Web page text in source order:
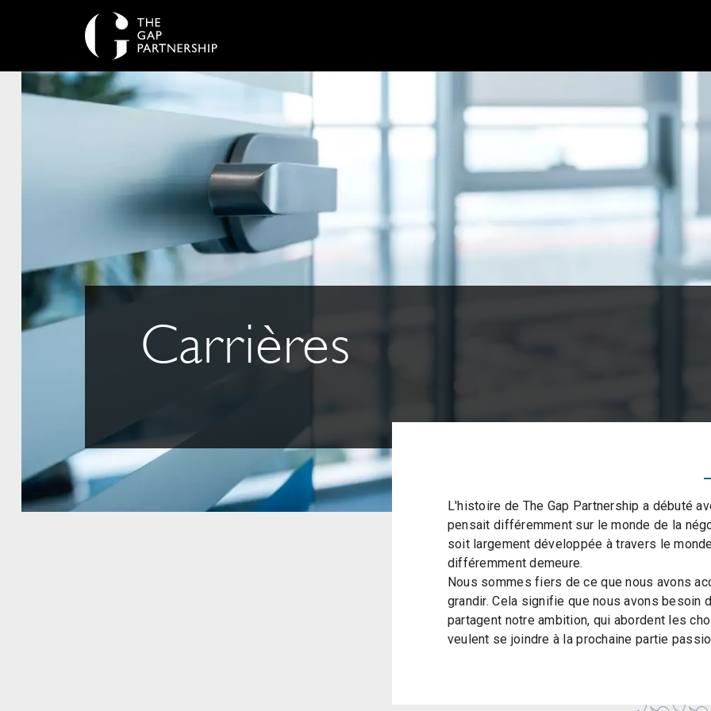
Carrières
L'histoire de The Gap Partnership a débuté
pensait différemment sur le monde de la
soit largement développée à travers le
différemment demeure.
Nous sommes fiers de ce que nous avons
grandir. Cela signifie que nous avons besoin
partagent notre ambition, qui abordent les
veulent se joindre à la prochaine partie